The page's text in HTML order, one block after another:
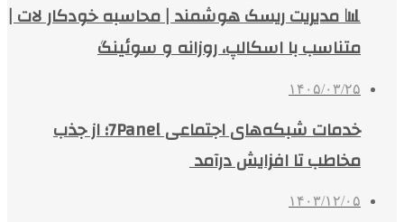
📊 مدیریت ریسک هوشمند | محاسبه خودکار لات |
متناسب با اسکالپ، روزانه و سوئینگ
۱۴۰۵/۰۳/۲۵
خدمات شبکه‌های اجتماعی 7Panel؛ از جذب
مخاطب تا افزایش درآمد
۱۴۰۳/۱۲/۰۵